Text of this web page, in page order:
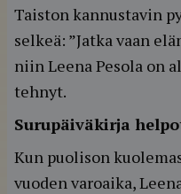
Taiston kannustavin
selkeä: ”Jatka vaan
niin Leena Pesola on
tehnyt.
Surupäiväkirja
Kun puolison
vuoden varoaika,